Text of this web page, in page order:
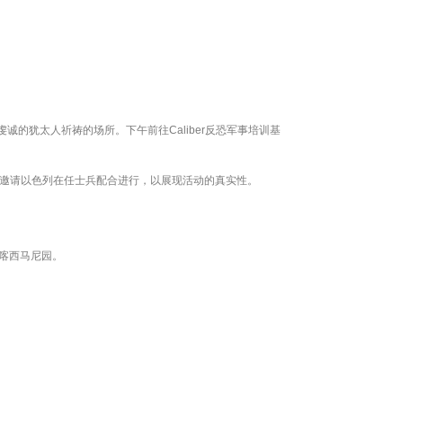
的犹太人祈祷的场所。下午前往Caliber反恐军事培训基
以色列在任士兵配合进行，以展现活动的真实性。
西马尼园。